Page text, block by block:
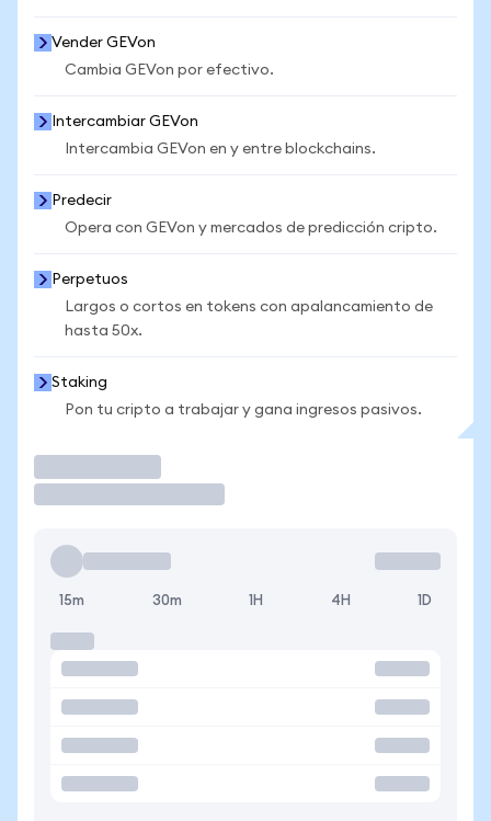
Vender GEVon
Cambia GEVon por efectivo.
Intercambiar GEVon
Intercambia GEVon en y entre blockchains.
Predecir
Opera con GEVon y mercados de predicción cripto.
Perpetuos
Largos o cortos en tokens con apalancamiento de
hasta 50x.
Staking
Pon tu cripto a trabajar y gana ingresos pasivos.
15m 30m 1H 4H 1D